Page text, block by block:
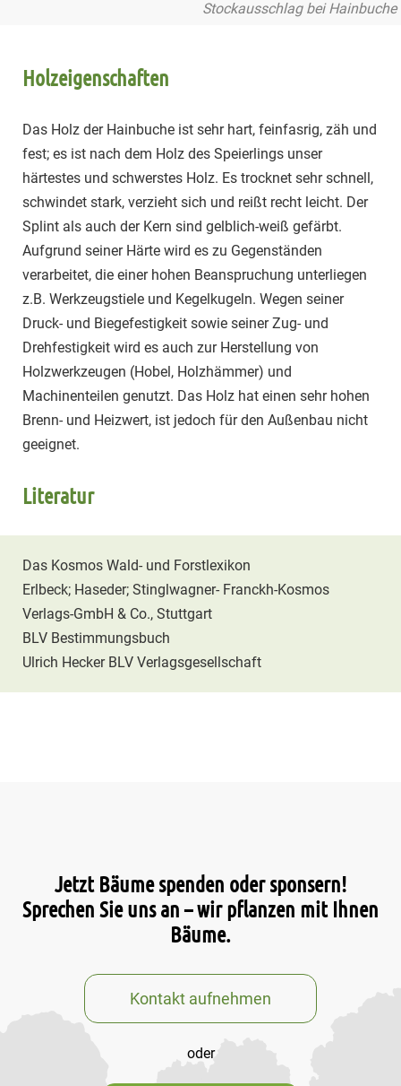
Stockausschlag bei Hainbuche
Holzeigenschaften
Das Holz der Hainbuche ist sehr hart, feinfasrig, zäh und
fest; es ist nach dem Holz des Speierlings unser
härtestes und schwerstes Holz. Es trocknet sehr schnell,
schwindet stark, verzieht sich und reißt recht leicht. Der
Splint als auch der Kern sind gelblich-weiß gefärbt.
Aufgrund seiner Härte wird es zu Gegenständen
verarbeitet, die einer hohen Beanspruchung unterliegen
z.B. Werkzeugstiele und Kegelkugeln. Wegen seiner
Druck- und Biegefestigkeit sowie seiner Zug- und
Drehfestigkeit wird es auch zur Herstellung von
Holzwerkzeugen (Hobel, Holzhämmer) und
Machinenteilen genutzt. Das Holz hat einen sehr hohen
Brenn- und Heizwert, ist jedoch für den Außenbau nicht
geeignet.
Literatur
Das Kosmos Wald- und Forstlexikon
Erlbeck; Haseder; Stinglwagner- Franckh-Kosmos
Verlags-GmbH & Co., Stuttgart
BLV Bestimmungsbuch
Ulrich Hecker BLV Verlagsgesellschaft
Jetzt Bäume spenden oder sponsern!
Sprechen Sie uns an – wir pflanzen mit Ihnen
Bäume.
Kontakt aufnehmen
oder